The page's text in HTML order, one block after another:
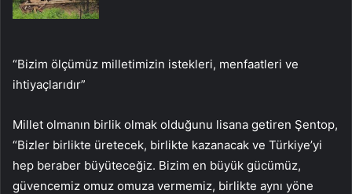
“Bizim ölçümüz milletimizin istekleri, menfaatleri ve
ihtiyaçlarıdır”
Millet olmanın birlik olmak olduğunu lisana getiren Şentop,
“Bizler birlikte üretecek, birlikte kazanacak ve Türkiye’yi
hep beraber büyüteceğiz. Bizim en büyük gücümüz,
güvencemiz omuz omuza vermemiz, birlikte aynı yöne